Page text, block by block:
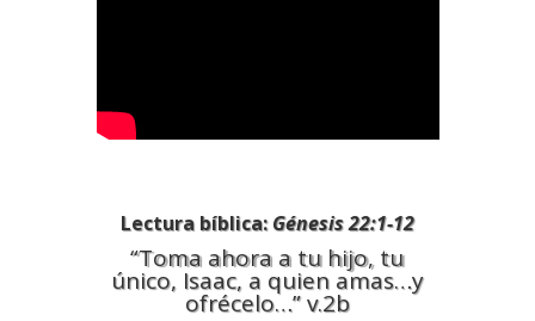
Lectura bíblica:Génesis 22:1-12
“Toma ahora a tu hijo, tu
único, Isaac, a quien amas…y
ofrécelo…” v.2b